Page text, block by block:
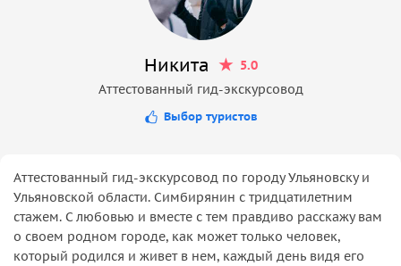
Никита
5.0
Аттестованный гид-экскурсовод
Выбор туристов
Аттестованный гид-экскурсовод по городу Ульяновску и
Ульяновской области. Симбирянин с тридцатилетним
стажем. С любовью и вместе с тем правдиво расскажу вам
о своем родном городе, как может только человек,
который родился и живет в нем, каждый день видя его